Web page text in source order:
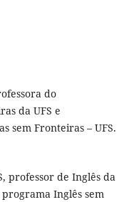
do
da UFS e
sem Fronteiras – UFS.
professor de Inglês da
Inglês sem